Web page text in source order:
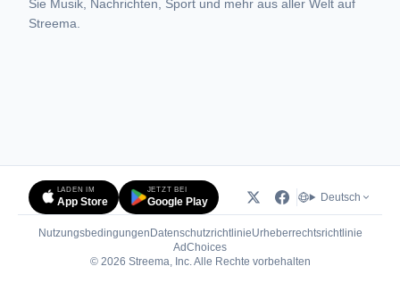
Sie Musik, Nachrichten, Sport und mehr aus aller Welt auf
Streema.
LADEN IM
App Store
JETZT BEI
Google Play Deutsch
Nutzungsbedingungen DatenschutzrichtlinieUrheberrechtsrichtlinie
AdChoices(öffnet in neuem Tab)
© 2026 Streema, Inc. Alle Rechte vorbehalten